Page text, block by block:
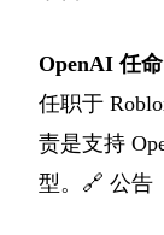
OpenAI 任
任职于
责是支持
型。🔗 公告